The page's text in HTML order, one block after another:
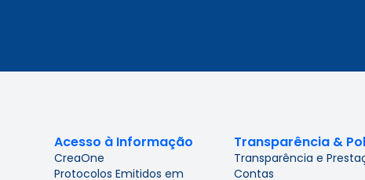
Acesso à Informação
CreaOne
Protocolos Emitidos em
Transparência &
Transparência e
Contas